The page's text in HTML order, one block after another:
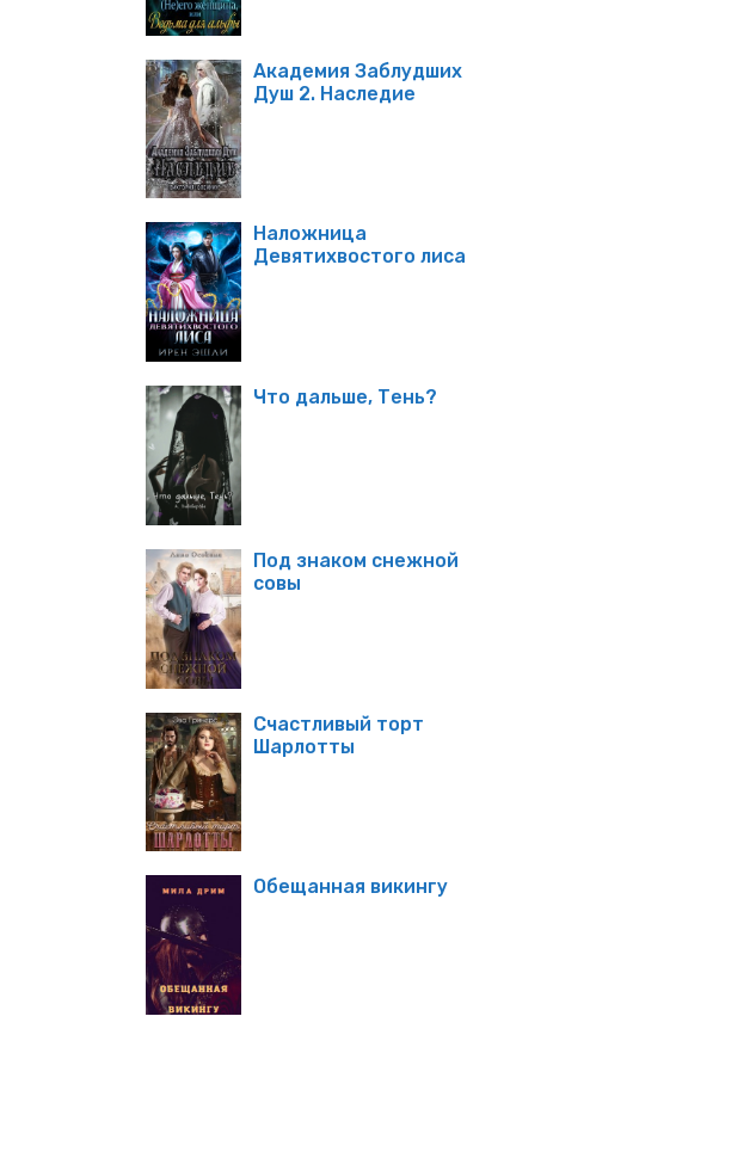
Академия Заблудших
Душ 2. Наследие
Наложница
Девятихвостого лиса
Что дальше, Тень?
Под знаком снежной
совы
Счастливый торт
Шарлотты
Обещанная викингу